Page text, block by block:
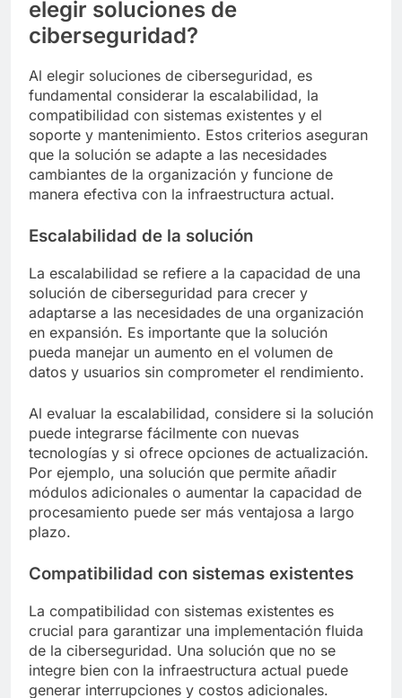
elegir soluciones de
ciberseguridad?
Al elegir soluciones de ciberseguridad, es
fundamental considerar la escalabilidad, la
compatibilidad con sistemas existentes y el
soporte y mantenimiento. Estos criterios aseguran
que la solución se adapte a las necesidades
cambiantes de la organización y funcione de
manera efectiva con la infraestructura actual.
Escalabilidad de la solución
La escalabilidad se refiere a la capacidad de una
solución de ciberseguridad para crecer y
adaptarse a las necesidades de una organización
en expansión. Es importante que la solución
pueda manejar un aumento en el volumen de
datos y usuarios sin comprometer el rendimiento.
Al evaluar la escalabilidad, considere si la solución
puede integrarse fácilmente con nuevas
tecnologías y si ofrece opciones de actualización.
Por ejemplo, una solución que permite añadir
módulos adicionales o aumentar la capacidad de
procesamiento puede ser más ventajosa a largo
plazo.
Compatibilidad con sistemas existentes
La compatibilidad con sistemas existentes es
crucial para garantizar una implementación fluida
de la ciberseguridad. Una solución que no se
integre bien con la infraestructura actual puede
generar interrupciones y costos adicionales.